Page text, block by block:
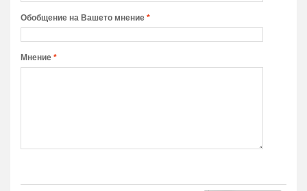
*
Обобщение на Вашето мнение
*
Мнение